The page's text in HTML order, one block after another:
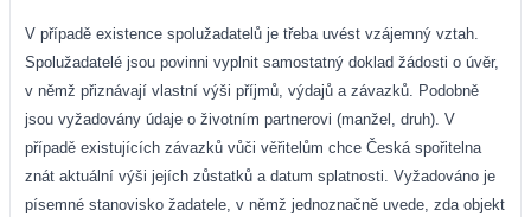
V případě existence spolužadatelů je třeba uvést vzájemný vztah.
Spolužadatelé jsou povinni vyplnit samostatný doklad žádosti o úvěr,
v němž přiznávají vlastní výši příjmů, výdajů a závazků. Podobně
jsou vyžadovány údaje o životním partnerovi (manžel, druh). V
případě existujících závazků vůči věřitelům chce Česká spořitelna
znát aktuální výši jejích zůstatků a datum splatnosti. Vyžadováno je
písemné stanovisko žadatele, v němž jednoznačně uvede, zda objekt